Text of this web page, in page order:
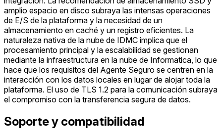
amplio espacio en disco subraya las intensas operaciones
de E/S de la plataforma y la necesidad de un
almacenamiento en caché y un registro eficientes. La
naturaleza nativa de la nube de IDMC implica que el
procesamiento principal y la escalabilidad se gestionan
mediante la infraestructura en la nube de Informatica, lo que
hace que los requisitos del Agente Seguro se centren en la
interacción con los datos locales en lugar de alojar toda la
plataforma. El uso de TLS 1.2 para la comunicación subraya
el compromiso con la transferencia segura de datos.
Soporte y compatibilidad